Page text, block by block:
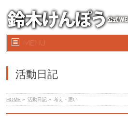
MENU
活動日記
HOME » 活動日記 » 考え・思い